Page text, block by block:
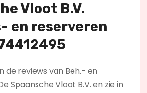
Vloot B.V.
en reserveren
de reviews van Beh.- en
Spaansche Vloot B.V. en zie in